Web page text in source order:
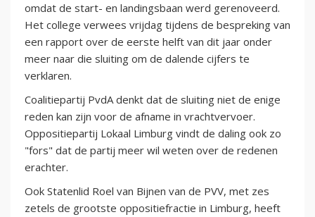
omdat de start- en landingsbaan werd gerenoveerd.
Het college verwees vrijdag tijdens de bespreking van
een rapport over de eerste helft van dit jaar onder
meer naar die sluiting om de dalende cijfers te
verklaren.
Coalitiepartij PvdA denkt dat de sluiting niet de enige
reden kan zijn voor de afname in vrachtvervoer.
Oppositiepartij Lokaal Limburg vindt de daling ook zo
"fors" dat de partij meer wil weten over de redenen
erachter.
Ook Statenlid Roel van Bijnen van de PVV, met zes
zetels de grootste oppositiefractie in Limburg, heeft